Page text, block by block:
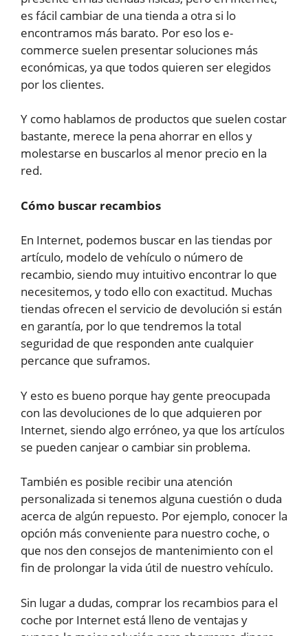
es fácil cambiar de una tienda a otra si lo
encontramos más barato. Por eso los e-
commerce suelen presentar soluciones más
económicas, ya que todos quieren ser elegidos
por los clientes.
Y como hablamos de productos que suelen costar
bastante, merece la pena ahorrar en ellos y
molestarse en buscarlos al menor precio en la
red.
Cómo buscar recambios
En Internet, podemos buscar en las tiendas por
artículo, modelo de vehículo o número de
recambio, siendo muy intuitivo encontrar lo que
necesitemos, y todo ello con exactitud. Muchas
tiendas ofrecen el servicio de devolución si están
en garantía, por lo que tendremos la total
seguridad de que responden ante cualquier
percance que suframos.
Y esto es bueno porque hay gente preocupada
con las devoluciones de lo que adquieren por
Internet, siendo algo erróneo, ya que los artículos
se pueden canjear o cambiar sin problema.
También es posible recibir una atención
personalizada si tenemos alguna cuestión o duda
acerca de algún repuesto. Por ejemplo, conocer la
opción más conveniente para nuestro coche, o
que nos den consejos de mantenimiento con el
fin de prolongar la vida útil de nuestro vehículo.
Sin lugar a dudas, comprar los recambios para el
coche por Internet está lleno de ventajas y